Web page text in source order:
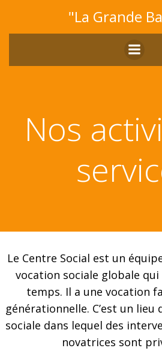
au
"La Grande
Nos
Le Centre Social est un
vocation sociale globale
temps. Il a une vocation
générationnelle. C’est un lieu
sociale dans lequel des
novatrices sont